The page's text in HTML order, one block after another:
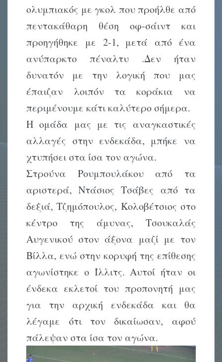
ολυμπιακός με γκολ που προήλθε από
πεντακάθαρη θέση οφ-σάιντ και
προηγήθηκε με 2-1, μετά από ένα
ανύπαρκτο πέναλτυ .Δεν ήταν
δυνατόν με την λογική που μας
έπαιζαν λοιπόν τα κοράκια να
περιμένουμε κάτι καλύτερο σήμερα.
Η ομάδα μας με τις αναγκαστικές
αλλαγές στην ενδεκάδα, μπήκε να
χτυπήσει στα ίσα τον αγώνα.
Στρούνα Ρουμπουλάκου από τα
αριστερά, Ντάσιος Τσάβες από τα
δεξιά, Τζημόπουλος, Κολοβέτσιος στο
κέντρο της άμυνας, Τσουκαλάς
Αυγενικού στον άξονα μαζί με τον
Βίλλα, ενώ στην κορυφή της επίθεσης
αγωνίστηκε ο Ίλλιτς. Αυτοί ήταν οι
ένδεκα εκλετοί του προπονητή μας
για την αρχική ενδεκάδα και θα
λέγαμε ότι τον δικαίωσαν, αφού
πάλεψαν στα ίσα τον αγώνα.